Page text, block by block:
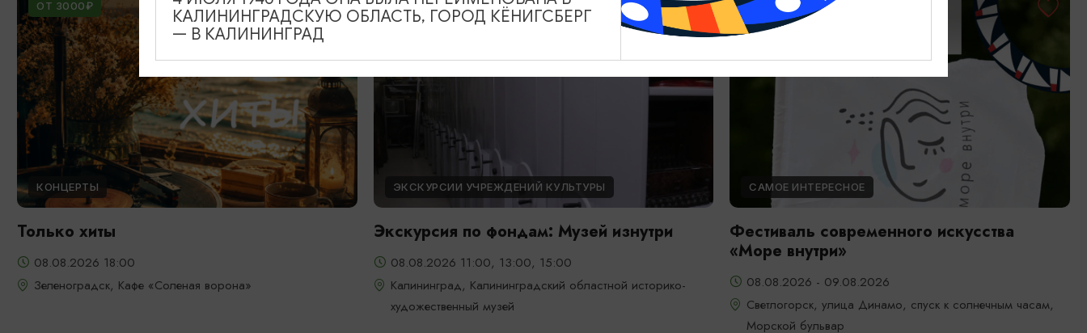
ОТ 3000₽
КОНЦЕРТЫ
Только хиты
08.08.2026 18:00
Зеленоградск, Кафе «Соленая ворона»
ОТ 1000₽
ЭКСКУРСИИ УЧРЕЖДЕНИЙ КУЛЬТУРЫ
Экскурсия по фондам: Музей изнутри
08.08.2026 11:00, 13:00, 15:00
Калининград, Калининградский областной историко-
художественный музей
БЕСПЛАТНО
САМОЕ ИНТЕРЕСНОЕ
Фестиваль современного искусства
«Море внутри»
08.08.2026 - 09.08.2026
Светлогорск, улица Динамо, спуск к солнечным часам,
Морской бульвар
КАЛИНИНГРАДСКУЮ ОБЛАСТЬ, ГОРОД КЁНИГСБЕРГ
— В КАЛИНИНГРАД